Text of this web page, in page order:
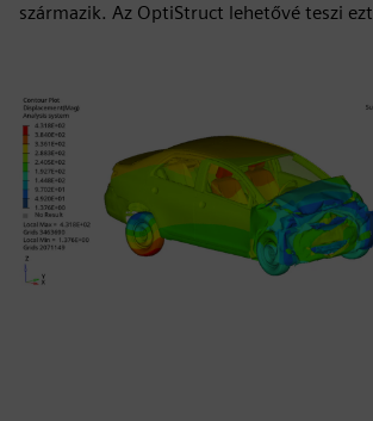
származik. Az OptiStruct lehetővé teszi